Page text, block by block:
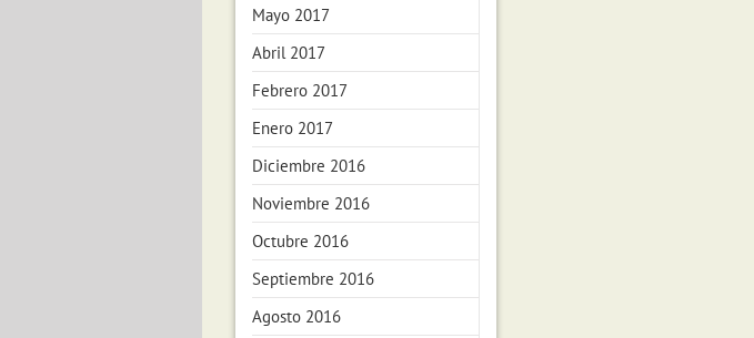
Mayo 2017
Abril 2017
Febrero 2017
Enero 2017
Diciembre 2016
Noviembre 2016
Octubre 2016
Septiembre 2016
Agosto 2016